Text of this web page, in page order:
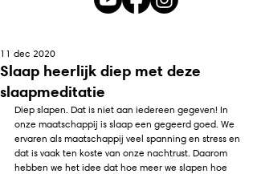
Slaap heerlijk diep met deze
slaapmeditatie
11 dec 2020
Diep slapen. Dat is niet aan iedereen gegeven! In
onze maatschappij is slaap een gegeerd goed. We
ervaren als maatschappij veel spanning en stress en
dat is vaak ten koste van onze nachtrust. Daarom
hebben we het idee dat hoe meer we slapen hoe